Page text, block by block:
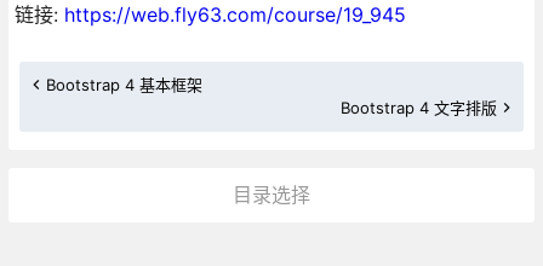
链接: https://web.fly63.com/course/19_945
Bootstrap 4 基本框架
Bootstrap 4 文字排版
目录选择